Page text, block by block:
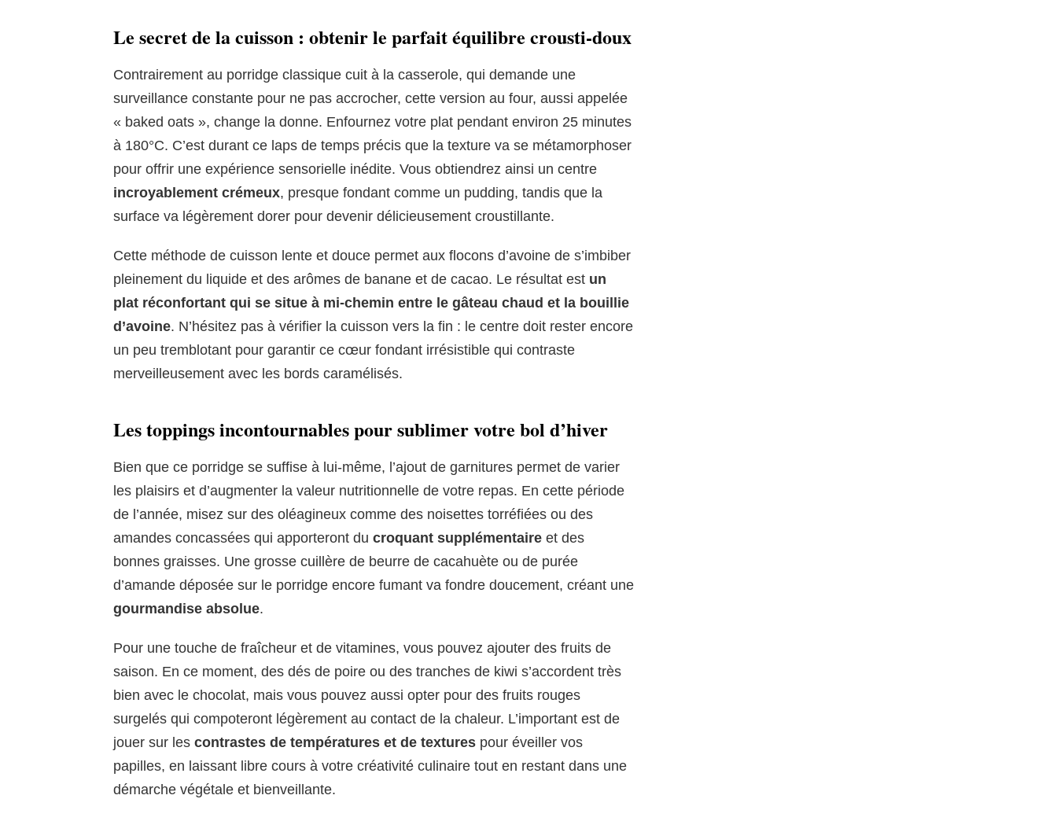
Le secret de la cuisson : obtenir le parfait équilibre crousti-doux
Contrairement au porridge classique cuit à la casserole, qui demande une
surveillance constante pour ne pas accrocher, cette version au four, aussi appelée
« baked oats », change la donne. Enfournez votre plat pendant environ 25 minutes
à 180°C. C’est durant ce laps de temps précis que la texture va se métamorphoser
pour offrir une expérience sensorielle inédite. Vous obtiendrez ainsi un centre
incroyablement crémeux, presque fondant comme un pudding, tandis que la
surface va légèrement dorer pour devenir délicieusement croustillante.
Cette méthode de cuisson lente et douce permet aux flocons d’avoine de s’imbiber
pleinement du liquide et des arômes de banane et de cacao. Le résultat est un
plat réconfortant qui se situe à mi-chemin entre le gâteau chaud et la bouillie
d’avoine. N’hésitez pas à vérifier la cuisson vers la fin : le centre doit rester encore
un peu tremblotant pour garantir ce cœur fondant irrésistible qui contraste
merveilleusement avec les bords caramélisés.
Les toppings incontournables pour sublimer votre bol d’hiver
Bien que ce porridge se suffise à lui-même, l’ajout de garnitures permet de varier
les plaisirs et d’augmenter la valeur nutritionnelle de votre repas. En cette période
de l’année, misez sur des oléagineux comme des noisettes torréfiées ou des
amandes concassées qui apporteront du croquant supplémentaire et des
bonnes graisses. Une grosse cuillère de beurre de cacahuète ou de purée
d’amande déposée sur le porridge encore fumant va fondre doucement, créant une
gourmandise absolue.
Pour une touche de fraîcheur et de vitamines, vous pouvez ajouter des fruits de
saison. En ce moment, des dés de poire ou des tranches de kiwi s’accordent très
bien avec le chocolat, mais vous pouvez aussi opter pour des fruits rouges
surgelés qui compoteront légèrement au contact de la chaleur. L’important est de
jouer sur les contrastes de températures et de textures pour éveiller vos
papilles, en laissant libre cours à votre créativité culinaire tout en restant dans une
démarche végétale et bienveillante.